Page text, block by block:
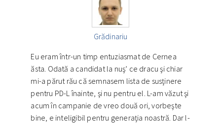
Grădinariu
Eu eram într-un timp entuziasmat de Cernea
ăsta. Odată a candidat la nuş’ ce dracu şi chiar
mi-a părut rău că semnasem lista de susţinere
pentru PD-L înainte, şi nu pentru el. L-am văzut şi
acum în campanie de vreo două ori, vorbeşte
bine, e inteligibil pentru generaţia noastră. Dar l-